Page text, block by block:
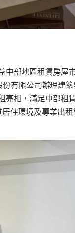
部地區租賃房屋
有限公司辦理建
亮相，滿足中部租
住環境及專業出